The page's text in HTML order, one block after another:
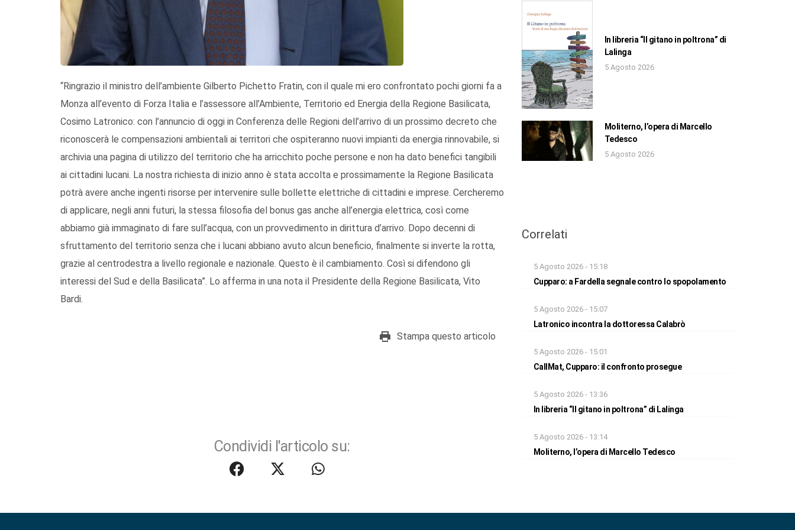
“Ringrazio il ministro dell’ambiente Gilberto Pichetto Fratin, con il quale mi ero confrontato pochi giorni fa a
Monza all’evento di Forza Italia e l’assessore all’Ambiente, Territorio ed Energia della Regione Basilicata,
Cosimo Latronico: con l’annuncio di oggi in Conferenza delle Regioni dell’arrivo di un prossimo decreto che
riconoscerà le compensazioni ambientali ai territori che ospiteranno nuovi impianti da energia rinnovabile, si
archivia una pagina di utilizzo del territorio che ha arricchito poche persone e non ha dato benefici tangibili
ai cittadini lucani. La nostra richiesta di inizio anno è stata accolta e prossimamente la Regione Basilicata
potrà avere anche ingenti risorse per intervenire sulle bollette elettriche di cittadini e imprese. Cercheremo
di applicare, negli anni futuri, la stessa filosofia del bonus gas anche all’energia elettrica, così come
abbiamo già immaginato di fare sull’acqua, con un provvedimento in dirittura d’arrivo. Dopo decenni di
sfruttamento del territorio senza che i lucani abbiano avuto alcun beneficio, finalmente si inverte la rotta,
grazie al centrodestra a livello regionale e nazionale. Questo è il cambiamento. Così si difendono gli
interessi del Sud e della Basilicata”. Lo afferma in una nota il Presidente della Regione Basilicata, Vito
Bardi.
Stampa questo articolo
Condividi l'articolo su:
In libreria “Il gitano in poltrona” di
Lalinga
5 Agosto 2026
Moliterno, l’opera di Marcello
Tedesco
5 Agosto 2026
Correlati
5 Agosto 2026 - 15:18
Cupparo: a Fardella segnale contro lo spopolamento
5 Agosto 2026 - 15:07
Latronico incontra la dottoressa Calabrò
5 Agosto 2026 - 15:01
CallMat, Cupparo: il confronto prosegue
5 Agosto 2026 - 13:36
In libreria “Il gitano in poltrona” di Lalinga
5 Agosto 2026 - 13:14
Moliterno, l’opera di Marcello Tedesco